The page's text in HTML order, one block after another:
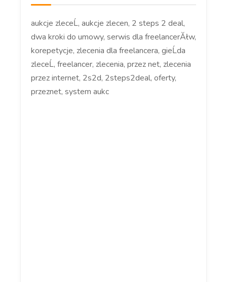
aukcje zleceĹ, aukcje zlecen, 2 steps 2 deal,
dwa kroki do umowy, serwis dla freelancerĂłw,
korepetycje, zlecenia dla freelancera, gieĹda
zleceĹ, freelancer, zlecenia, przez net, zlecenia
przez internet, 2s2d, 2steps2deal, oferty,
przeznet, system aukc